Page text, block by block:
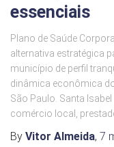
essenciais
Plano de Saúde
alternativa estratégica
município de perfil
dinâmica econômica
São Paulo. Santa
comércio local,
By Vitor Almeida, 7